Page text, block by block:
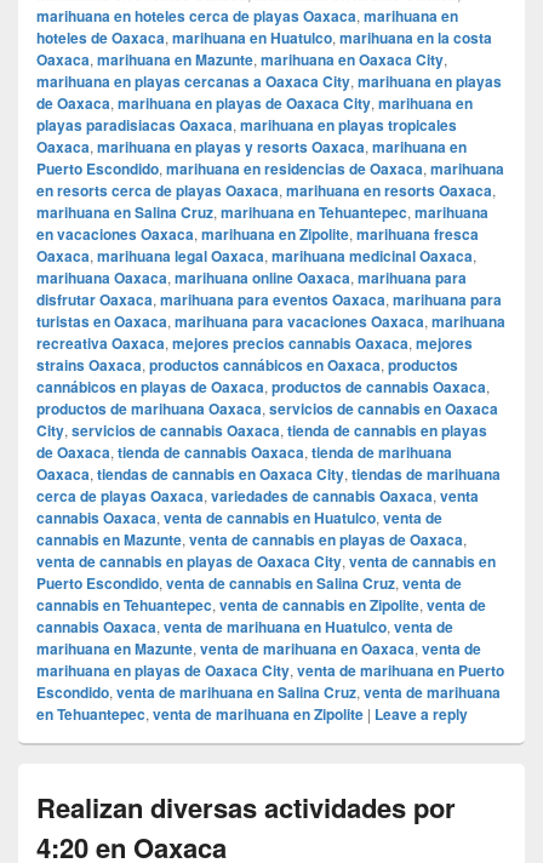
marihuana en hoteles cerca de playas Oaxaca, marihuana en
hoteles de Oaxaca, marihuana en Huatulco, marihuana en la costa
Oaxaca, marihuana en Mazunte, marihuana en Oaxaca City,
marihuana en playas cercanas a Oaxaca City, marihuana en playas
de Oaxaca, marihuana en playas de Oaxaca City, marihuana en
playas paradisiacas Oaxaca, marihuana en playas tropicales
Oaxaca, marihuana en playas y resorts Oaxaca, marihuana en
Puerto Escondido, marihuana en residencias de Oaxaca, marihuana
en resorts cerca de playas Oaxaca, marihuana en resorts Oaxaca,
marihuana en Salina Cruz, marihuana en Tehuantepec, marihuana
en vacaciones Oaxaca, marihuana en Zipolite, marihuana fresca
Oaxaca, marihuana legal Oaxaca, marihuana medicinal Oaxaca,
marihuana Oaxaca, marihuana online Oaxaca, marihuana para
disfrutar Oaxaca, marihuana para eventos Oaxaca, marihuana para
turistas en Oaxaca, marihuana para vacaciones Oaxaca, marihuana
recreativa Oaxaca, mejores precios cannabis Oaxaca, mejores
strains Oaxaca, productos cannábicos en Oaxaca, productos
cannábicos en playas de Oaxaca, productos de cannabis Oaxaca,
productos de marihuana Oaxaca, servicios de cannabis en Oaxaca
City, servicios de cannabis Oaxaca, tienda de cannabis en playas
de Oaxaca, tienda de cannabis Oaxaca, tienda de marihuana
Oaxaca, tiendas de cannabis en Oaxaca City, tiendas de marihuana
cerca de playas Oaxaca, variedades de cannabis Oaxaca, venta
cannabis Oaxaca, venta de cannabis en Huatulco, venta de
cannabis en Mazunte, venta de cannabis en playas de Oaxaca,
venta de cannabis en playas de Oaxaca City, venta de cannabis en
Puerto Escondido, venta de cannabis en Salina Cruz, venta de
cannabis en Tehuantepec, venta de cannabis en Zipolite, venta de
cannabis Oaxaca, venta de marihuana en Huatulco, venta de
marihuana en Mazunte, venta de marihuana en Oaxaca, venta de
marihuana en playas de Oaxaca City, venta de marihuana en Puerto
Escondido, venta de marihuana en Salina Cruz, venta de marihuana
en Tehuantepec, venta de marihuana en Zipolite | Leave a reply
Realizan diversas actividades por
4:20 en Oaxaca